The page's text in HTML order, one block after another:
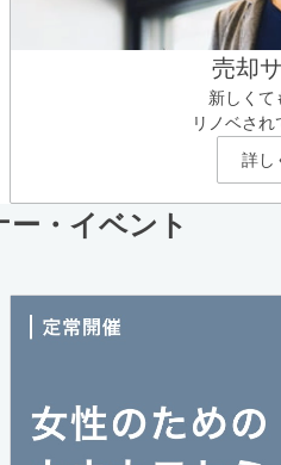
売却
新しくて
リノベされ
詳し
ー・イベント